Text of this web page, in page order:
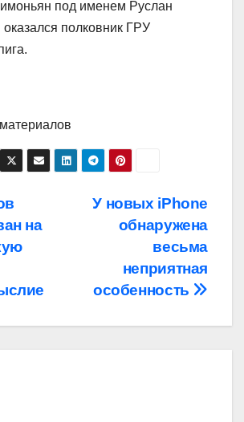
под именем Руслан
полковник ГРУ
У новых iPhone
обнаружена
весьма
неприятная
особенность
на